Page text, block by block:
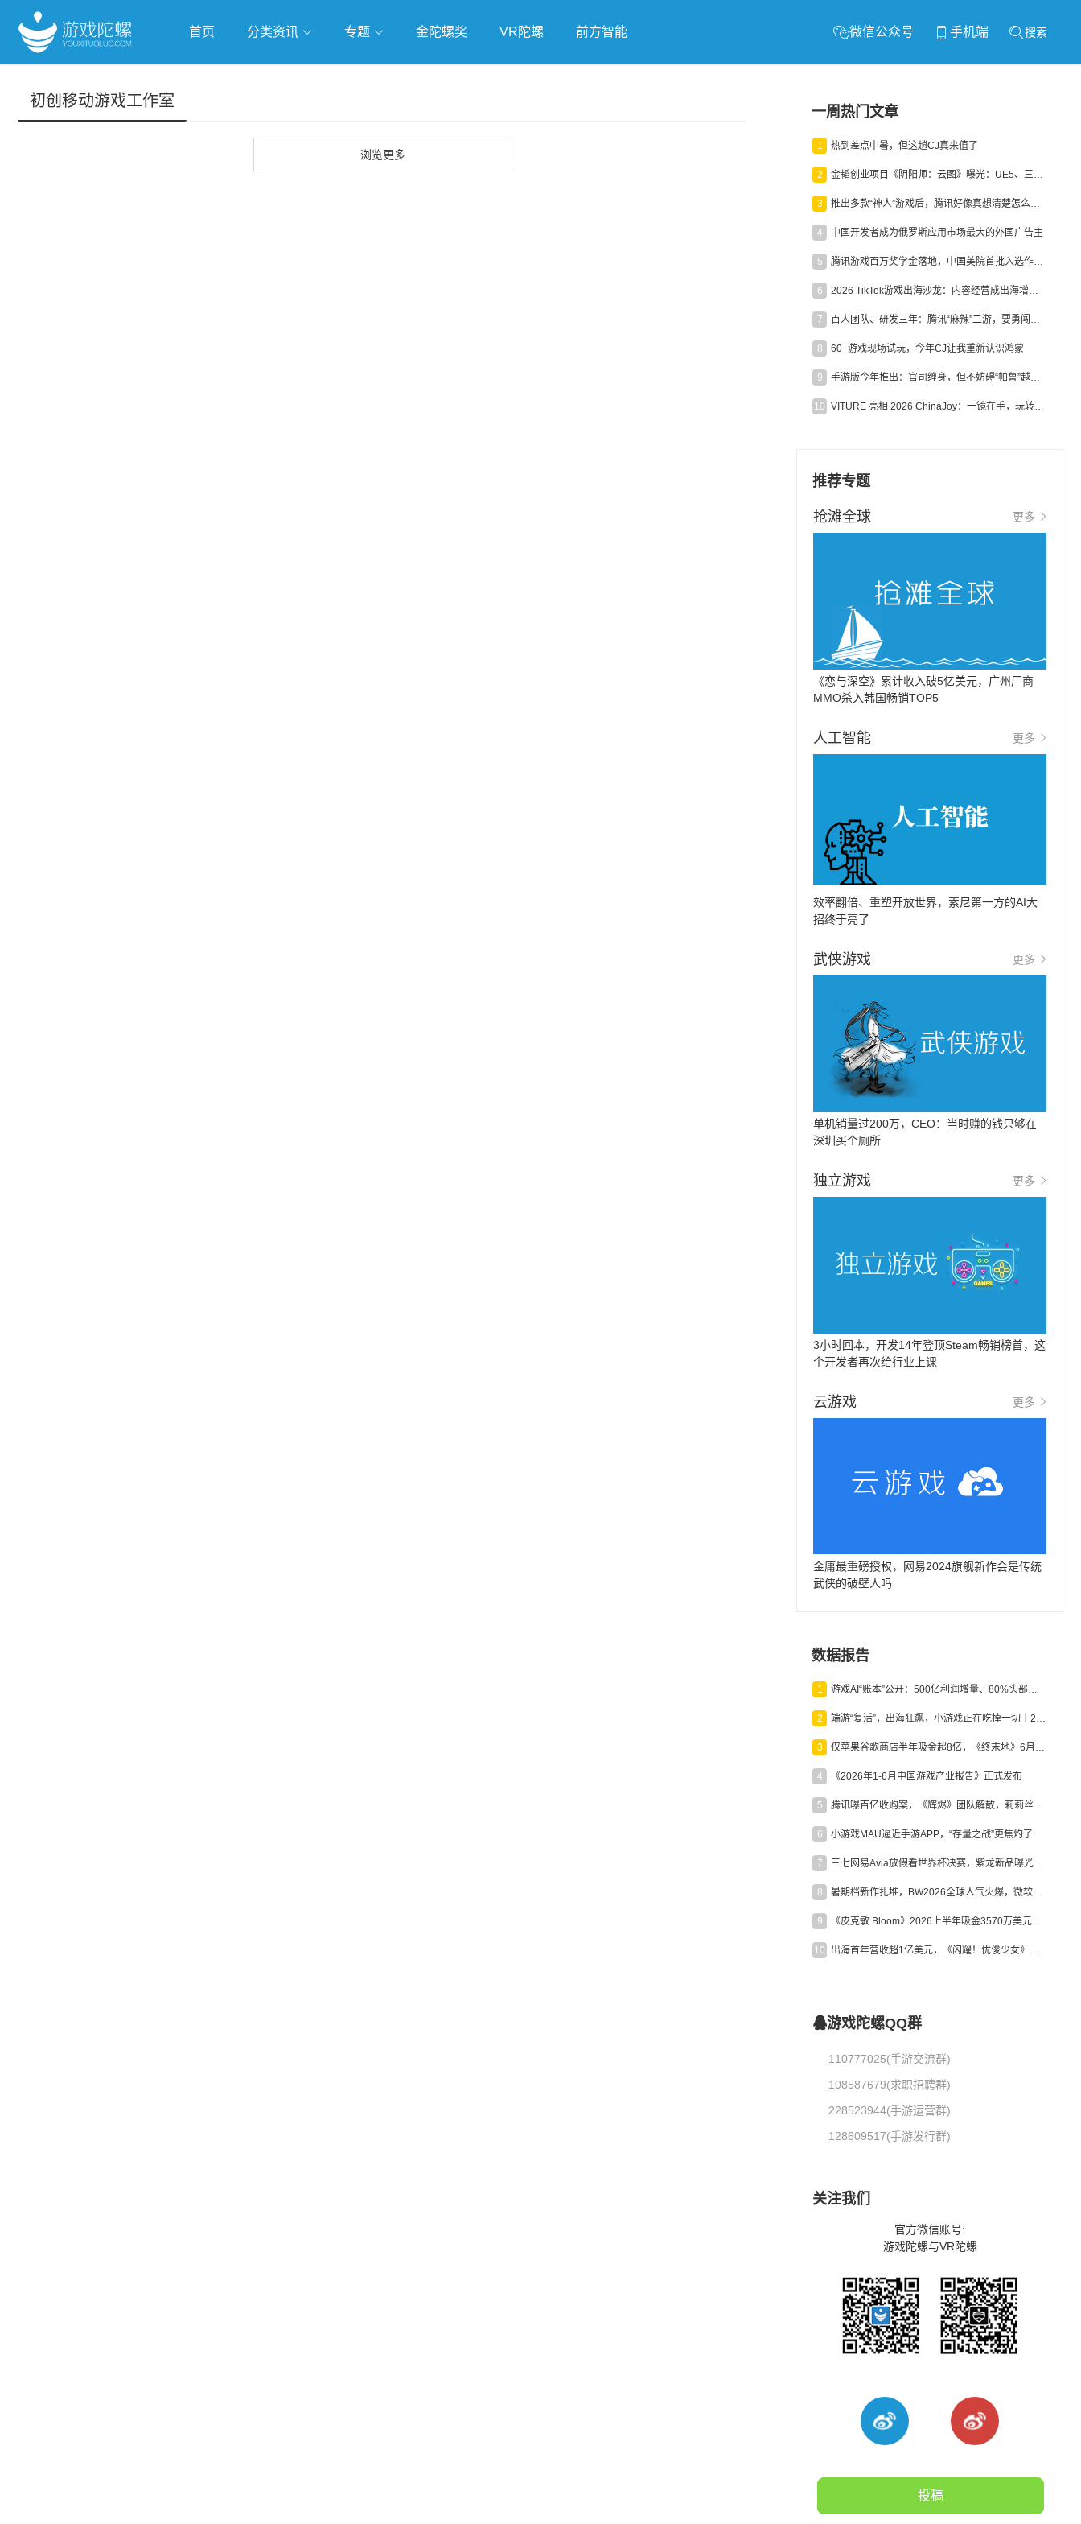
首页 分类资讯 专题
跨界Talk
金陀螺奖 VR陀螺 前方智能 微信公众号 手机端 搜索
初创移动游戏工作室
浏览更多
一周热门文章
1 热到差点中暑，但这趟CJ真来值了
2 金韬创业项目《阴阳师：云图》曝光：UE5、三端互通、ARPG
3 推出多款“神人”游戏后，腾讯好像真想清楚怎么做二次元了
4 中国开发者成为俄罗斯应用市场最大的外国广告主
5 腾讯游戏百万奖学金落地，中国美院首批入选作品获业内关注
6 2026 TikTok游戏出海沙龙：内容经营成出海增长新引擎
7 百人团队、研发三年：腾讯“麻辣”二游，要勇闯男性恋爱市场
8 60+游戏现场试玩，今年CJ让我重新认识鸿蒙
9 手游版今年推出：官司缠身，但不妨碍“帕鲁”越来越火
10 VITURE 亮相 2026 ChinaJoy：一镜在手，玩转全场！
推荐专题
抢滩全球 更多
《恋与深空》累计收入破5亿美元，广州厂商
MMO杀入韩国畅销TOP5
人工智能 更多
效率翻倍、重塑开放世界，索尼第一方的AI大
招终于亮了
武侠游戏 更多
单机销量过200万，CEO：当时赚的钱只够在
深圳买个厕所
独立游戏 更多
3小时回本，开发14年登顶Steam畅销榜首，这
个开发者再次给行业上课
云游戏 更多
金庸最重磅授权，网易2024旗舰新作会是传统
武侠的破壁人吗
数据报告
1 游戏AI“账本”公开：500亿利润增量、80%头部入局，谁在闷声发财？
2 端游“复活”，出海狂飙，小游戏正在吃掉一切｜2026上半年产业报告
3 仅苹果谷歌商店半年吸金超8亿，《终末地》6月份收入显著回暖
4 《2026年1-6月中国游戏产业报告》正式发布
5 腾讯曝百亿收购案，《辉烬》团队解散，莉莉丝新作曝光｜陀螺周报
6 小游戏MAU逼近手游APP，“存量之战”更焦灼了
7 三七网易Avia放假看世界杯决赛，紫龙新品曝光，米哈游新作上线 | 陀螺周报
8 暑期档新作扎堆，BW2026全球人气火爆，微软XBOX大裁员|陀螺周报
9 《皮克敏 Bloom》2026上半年吸金3570万美元，中国台湾成最大市场
10 出海首年营收超1亿美元，《闪耀！优俊少女》美国市场占比达七成
游戏陀螺QQ群
110777025(手游交流群)
108587679(求职招聘群)
228523944(手游运营群)
128609517(手游发行群)
关注我们
官方微信账号:
游戏陀螺与VR陀螺
投稿